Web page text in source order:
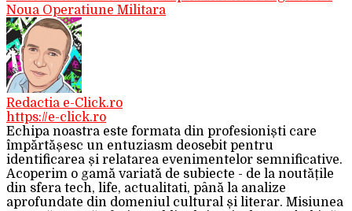
Noua Operatiune Militara
Redactia e-Click.ro
https://e-click.ro
Echipa noastra este formata din profesioniști care
împărtășesc un entuziasm deosebit pentru
identificarea și relatarea evenimentelor semnificative.
Acoperim o gamă variată de subiecte - de la noutățile
din sfera tech, life, actualitati, până la analize
aprofundate din domeniul cultural și literar. Misiunea